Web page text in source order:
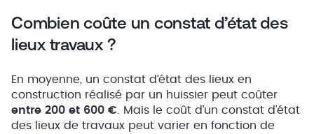
Combien coûte un constat d’état des
lieux travaux ?
En moyenne, un constat d’état des lieux en
construction réalisé par un huissier peut coûter
entre 200 et 600 €. Mais le coût d’un constat d’état
des lieux de travaux peut varier en fonction de